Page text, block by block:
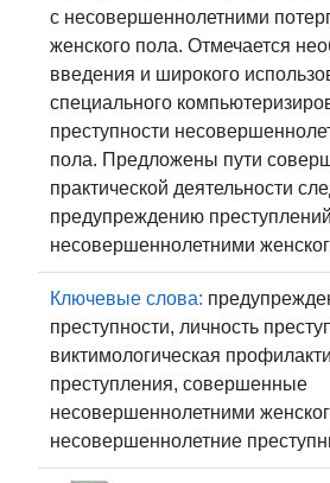
с несовершеннолетними
женского пола. Отмечается
введения и широкого
специального
преступности
пола. Предложены пути
практической деятельности
предупреждению
несовершеннолетними
Ключевые слова:
преступности, личность
виктимологическая
преступления, совершенные
несовершеннолетними
несовершеннолетние